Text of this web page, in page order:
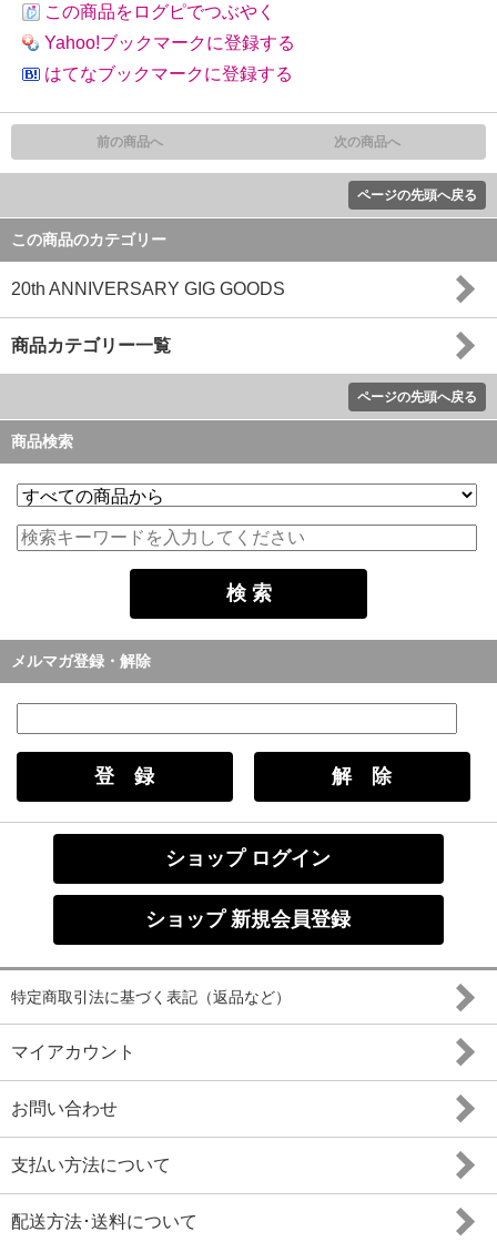
この商品をログピでつぶやく
Yahoo!ブックマークに登録する
はてなブックマークに登録する
前の商品へ 次の商品へ
ページの先頭へ戻る
この商品のカテゴリー
20th ANNIVERSARY GIG GOODS
商品カテゴリー一覧
ページの先頭へ戻る
商品検索
メルマガ登録・解除
ショップ ログイン
ショップ 新規会員登録
特定商取引法に基づく表記（返品など）
マイアカウント
お問い合わせ
支払い方法について
配送方法･送料について